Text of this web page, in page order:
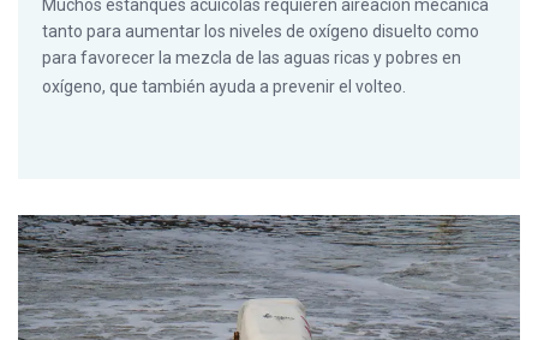
Muchos estanques acuícolas requieren aireación mecánica
tanto para aumentar los niveles de oxígeno disuelto como
para favorecer la mezcla de las aguas ricas y pobres en
oxígeno, que también ayuda a prevenir el volteo.